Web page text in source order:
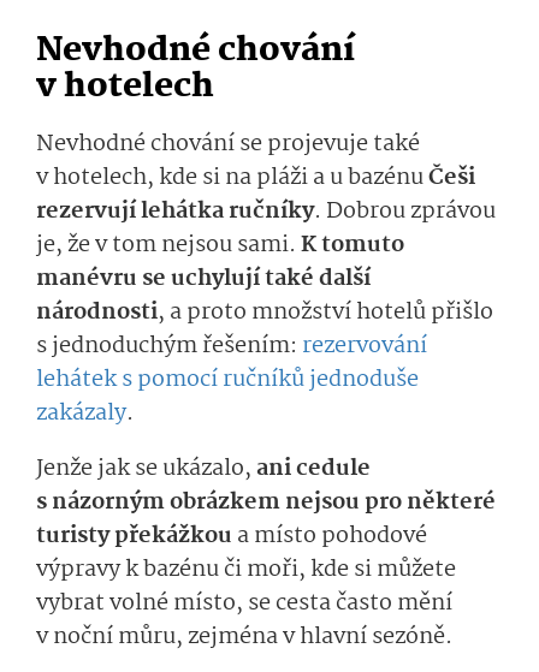
Nevhodné chování
v hotelech
Nevhodné chování se projevuje také
v hotelech, kde si na pláži a u bazénuČeši
rezervují lehátka ručníky. Dobrou zprávou
je, že v tom nejsou sami. K tomuto
manévru se uchylují také další
národnosti, a proto množství hotelů přišlo
s jednoduchým řešením: rezervování
lehátek s pomocí ručníků jednoduše
zakázaly.
Jenže jak se ukázalo,ani cedule
s názorným obrázkem nejsou pro některé
turisty překážkou a místo pohodové
výpravy k bazénu či moři, kde si můžete
vybrat volné místo, se cesta často mění
v noční můru, zejména v hlavní sezóně.